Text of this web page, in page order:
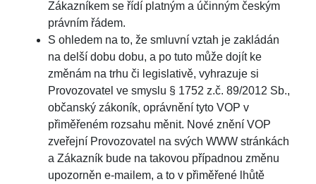
Zákazníkem se řídí platným a účinným českým
právním řádem.
S ohledem na to, že smluvní vztah je zakládán
na delší dobu dobu, a po tuto může dojít ke
změnám na trhu či legislativě, vyhrazuje si
Provozovatel ve smyslu § 1752 z.č. 89/2012 Sb.,
občanský zákoník, oprávnění tyto VOP v
přiměřeném rozsahu měnit. Nové znění VOP
zveřejní Provozovatel na svých WWW stránkách
a Zákazník bude na takovou případnou změnu
upozorněn e-mailem, a to v přiměřené lhůtě